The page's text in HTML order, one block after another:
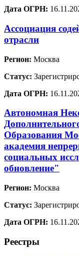
Дата ОГРН:
Ассоциация
отрасли
Регион: Москва
Статус:
Дата ОГРН:
Автономная
Образования
академия
социальных
обновление"
Регион: Москва
Статус:
Дата ОГРН:
Реестры